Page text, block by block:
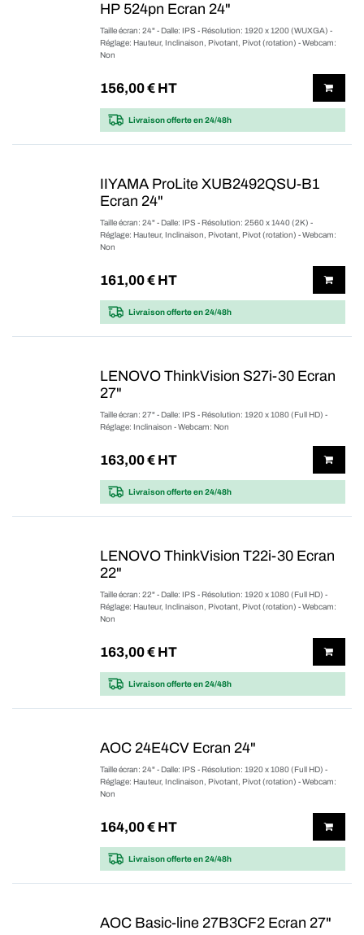
HP 524pn Ecran 24"
Taille écran: 24" - Dalle: IPS - Résolution: 1920 x 1200 (WUXGA) -
Réglage: Hauteur, Inclinaison, Pivotant, Pivot (rotation) - Webcam:
Non
156,00€ HT
Livraison offerteen 24/48h
IIYAMA ProLite XUB2492QSU-B1
Ecran 24"
Taille écran: 24" - Dalle: IPS - Résolution: 2560 x 1440 (2K) -
Réglage: Hauteur, Inclinaison, Pivotant, Pivot (rotation) - Webcam:
Non
161,00€ HT
Livraison offerteen 24/48h
LENOVO ThinkVision S27i-30 Ecran
27"
Taille écran: 27" - Dalle: IPS - Résolution: 1920 x 1080 (Full HD) -
Réglage: Inclinaison - Webcam: Non
163,00€ HT
Livraison offerteen 24/48h
LENOVO ThinkVision T22i-30 Ecran
22"
Taille écran: 22" - Dalle: IPS - Résolution: 1920 x 1080 (Full HD) -
Réglage: Hauteur, Inclinaison, Pivotant, Pivot (rotation) - Webcam:
Non
163,00€ HT
Livraison offerteen 24/48h
AOC 24E4CV Ecran 24"
Taille écran: 24" - Dalle: IPS - Résolution: 1920 x 1080 (Full HD) -
Réglage: Hauteur, Inclinaison, Pivotant, Pivot (rotation) - Webcam:
Non
164,00€ HT
Livraison offerteen 24/48h
AOC Basic-line 27B3CF2 Ecran 27"